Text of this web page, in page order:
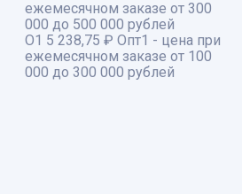
ежемесячном заказе от 300
000 до 500 000 рублей
О1 5 238,75 ₽ Опт1 - цена при
ежемесячном заказе от 100
000 до 300 000 рублей